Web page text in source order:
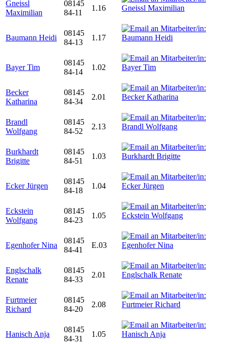
Gneissl
Maximilian
08145
84-11
1.16
Baumann Heidi
08145
84-13
1.17
Bayer Tim
08145
84-14
1.02
Becker
Katharina
08145
84-34
2.01
Brandl
Wolfgang
08145
84-52
2.13
Burkhardt
Brigitte
08145
84-51
1.03
Ecker Jürgen
08145
84-18
1.04
Eckstein
Wolfgang
08145
84-23
1.05
Egenhofer Nina
08145
84-41
E.03
Englschalk
Renate
08145
84-33
2.01
Furtmeier
Richard
08145
84-20
2.08
Hanisch Anja
08145
84-31
1.05